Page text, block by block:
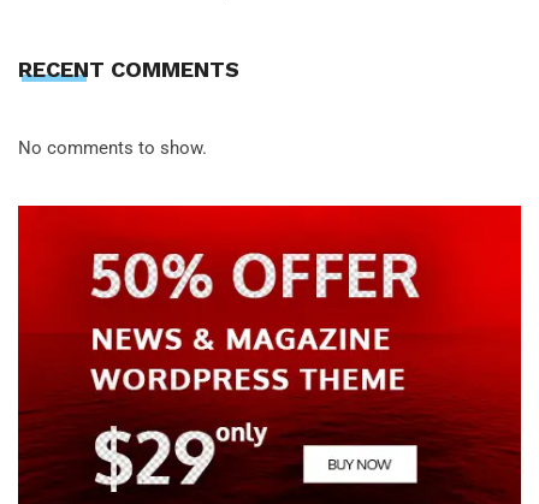
RECENT COMMENTS
No comments to show.